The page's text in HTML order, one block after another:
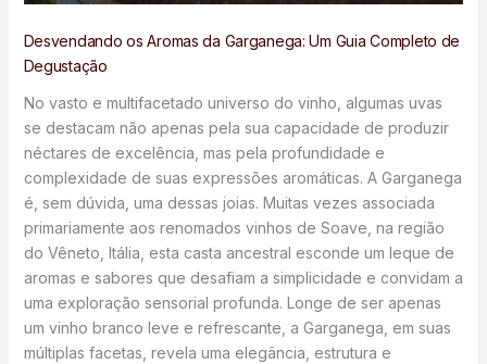
Desvendando os Aromas da Garganega: Um Guia Completo de
Degustação
No vasto e multifacetado universo do vinho, algumas uvas
se destacam não apenas pela sua capacidade de produzir
néctares de excelência, mas pela profundidade e
complexidade de suas expressões aromáticas. A Garganega
é, sem dúvida, uma dessas joias. Muitas vezes associada
primariamente aos renomados vinhos de Soave, na região
do Vêneto, Itália, esta casta ancestral esconde um leque de
aromas e sabores que desafiam a simplicidade e convidam a
uma exploração sensorial profunda. Longe de ser apenas
um vinho branco leve e refrescante, a Garganega, em suas
múltiplas facetas, revela uma elegância, estrutura e